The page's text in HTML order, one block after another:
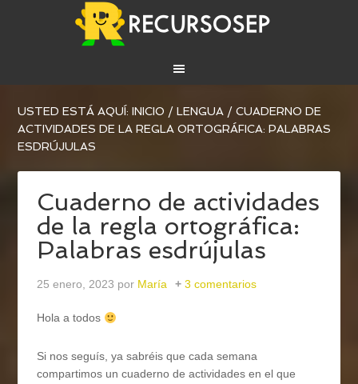
USTED ESTÁ AQUÍ:INICIO / LENGUA / CUADERNO DE
ACTIVIDADES DE LA REGLA ORTOGRÁFICA: PALABRAS
ESDRÚJULAS
Cuaderno de actividades
de la regla ortográfica:
Palabras esdrújulas
25 enero, 2023 por María 3 comentarios
Hola a todos
Si nos seguís, ya sabréis que cada semana
compartimos un cuaderno de actividades en el que